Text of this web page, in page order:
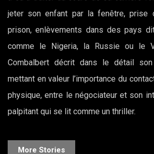
jeter son enfant par la fenêtre, prise
prison, enlèvements dans des pays
comme le Nigeria, la Russie ou le
Combalbert décrit dans le détail
mettant en valeur l’importance du
physique, entre le négociateur et son
palpitant qui se lit comme un thriller.
More Stories